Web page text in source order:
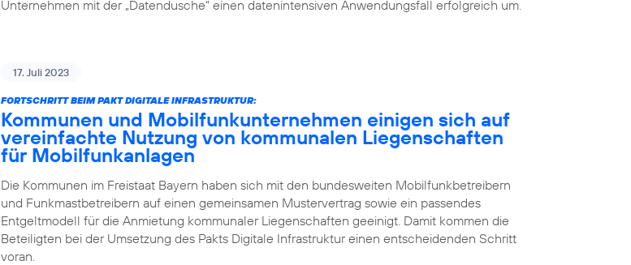
Unternehmen mit der „Datendusche“ einen datenintensiven Anwendungsfall erfolgreich um.
17. Juli 2023
FORTSCHRITT BEIM PAKT DIGITALE INFRASTRUKTUR:
Kommunen und Mobilfunkunternehmen einigen sich auf
vereinfachte Nutzung von kommunalen Liegenschaften
für Mobilfunkanlagen
Die Kommunen im Freistaat Bayern haben sich mit den bundesweiten Mobilfunkbetreibern
und Funkmastbetreibern auf einen gemeinsamen Mustervertrag sowie ein passendes
Entgeltmodell für die Anmietung kommunaler Liegenschaften geeinigt. Damit kommen die
Beteiligten bei der Umsetzung des Pakts Digitale Infrastruktur einen entscheidenden Schritt
voran.